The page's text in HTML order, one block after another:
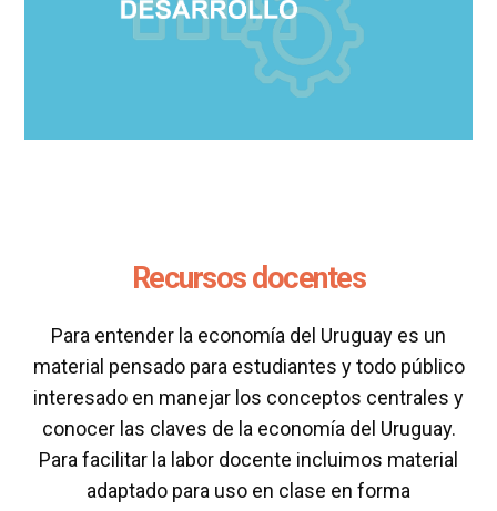
Recursos docentes
Para entender la economía del Uruguay es un
material pensado para estudiantes y todo público
interesado en manejar los conceptos centrales y
conocer las claves de la economía del Uruguay.
Para facilitar la labor docente incluimos material
adaptado para uso en clase en forma